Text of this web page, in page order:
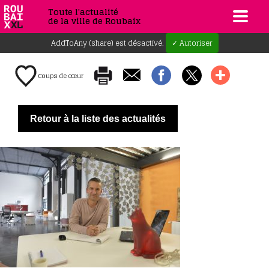
Toute l'actualité
de la ville de Roubaix
AddToAny (share) est désactivé. ✓ Autoriser
Coups de cœur
Retour à la liste des actualités